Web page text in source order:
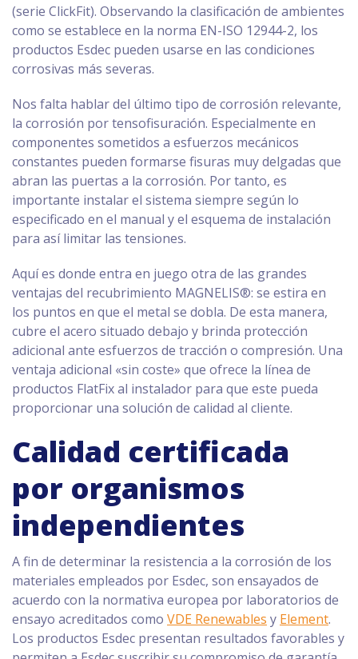
(serie ClickFit). Observando la clasificación de ambientes
como se establece en la norma EN-ISO 12944-2, los
productos Esdec pueden usarse en las condiciones
corrosivas más severas.
Nos falta hablar del último tipo de corrosión relevante,
la corrosión por tensofisuración. Especialmente en
componentes sometidos a esfuerzos mecánicos
constantes pueden formarse fisuras muy delgadas que
abran las puertas a la corrosión. Por tanto, es
importante instalar el sistema siempre según lo
especificado en el manual y el esquema de instalación
para así limitar las tensiones.
Aquí es donde entra en juego otra de las grandes
ventajas del recubrimiento MAGNELIS®: se estira en
los puntos en que el metal se dobla. De esta manera,
cubre el acero situado debajo y brinda protección
adicional ante esfuerzos de tracción o compresión. Una
ventaja adicional «sin coste» que ofrece la línea de
productos FlatFix al instalador para que este pueda
proporcionar una solución de calidad al cliente.
Calidad certificada
por organismos
independientes
A fin de determinar la resistencia a la corrosión de los
materiales empleados por Esdec, son ensayados de
acuerdo con la normativa europea por laboratorios de
ensayo acreditados como VDE Renewables y Element.
Los productos Esdec presentan resultados favorables y